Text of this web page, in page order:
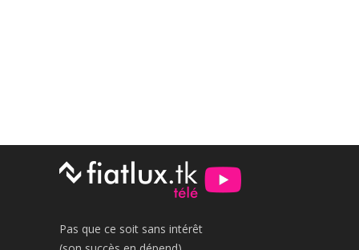
Pas que ce soit sans intérêt